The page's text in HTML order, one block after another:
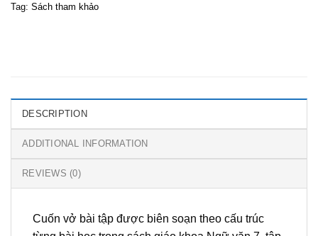
Tag: Sách tham khảo
DESCRIPTION
ADDITIONAL INFORMATION
REVIEWS (0)
Cuốn vở bài tập được biên soạn theo cấu trúc